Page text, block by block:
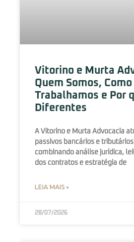
Vitorino e Murta
Quem Somos, Como
Trabalhamos e Por
Diferentes
A Vitorino e Murta Advocacia
passivos bancários e
combinando análise jurídica,
dos contratos e estratégia de
LEIA MAIS »
28/07/2026